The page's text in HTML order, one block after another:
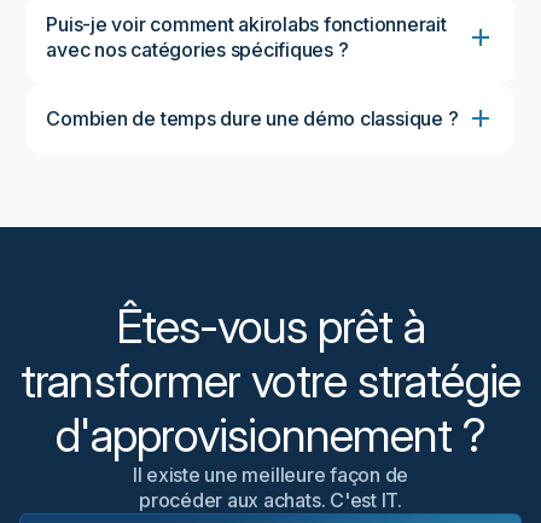
Puis-je voir comment akirolabs fonctionnerait
avec nos catégories spécifiques ?
Combien de temps dure une démo classique ?
spécifiques. Nous pouvons ajuster le calendrier en
Êtes-vous prêt à
transformer votre stratégie
d'approvisionnement ?
Il existe une meilleure façon de
procéder aux achats. C'est IT.